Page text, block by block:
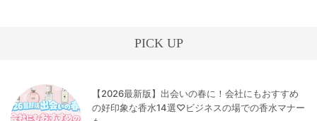
PICK UP
【2026最新版】出会いの春に！会社にもおすすめ
の好印象な香水14選♡ビジネスの場での香水マナー